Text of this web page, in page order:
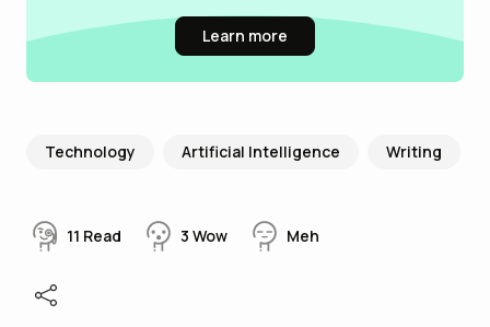
Learn more
Technology Artificial Intelligence Writing
11 Read 3 Wow Meh